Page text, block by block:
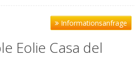
Informationsanfrage
Eolie Casa del